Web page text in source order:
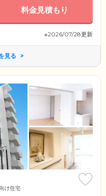
料金見積もり
※2026/07/28更新
見る
け住宅